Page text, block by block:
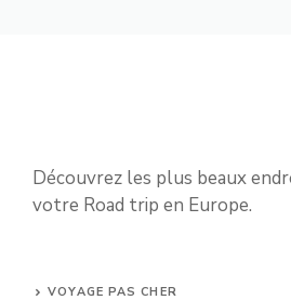
Découvrez les plus beaux
votre Road trip en Europe.
VOYAGE PAS CHER